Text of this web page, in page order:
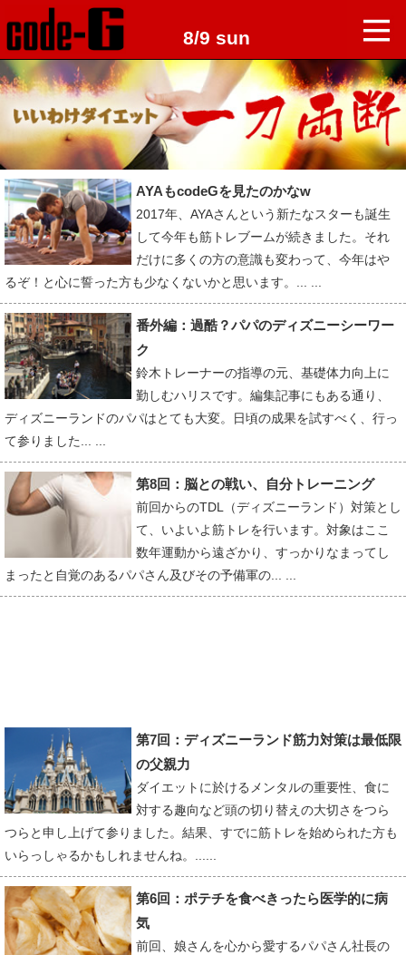
8/9 sun
AYAもcodeGを見たのかなw
2017年、AYAさんという新たなスターも誕生
して今年も筋トレブームが続きました。それ
だけに多くの方の意識も変わって、今年はや
るぞ！と心に誓った方も少なくないかと思います。... ...
番外編：過酷？パパのディズニーシーワー
ク
鈴木トレーナーの指導の元、基礎体力向上に
勤しむハリスです。編集記事にもある通り、
ディズニーランドのパパはとても大変。日頃の成果を試すべく、行っ
て参りました... ...
第8回：脳との戦い、自分トレーニング
前回からのTDL（ディズニーランド）対策とし
て、いよいよ筋トレを行います。対象はここ
数年運動から遠ざかり、すっかりなまってし
まったと自覚のあるパパさん及びその予備軍の... ...
第7回：ディズニーランド筋力対策は最低限
の父親力
ダイエットに於けるメンタルの重要性、食に
対する趣向など頭の切り替えの大切さをつら
つらと申し上げて参りました。結果、すでに筋トレを始められた方も
いらっしゃるかもしれませんね。......
第6回：ポテチを食べきったら医学的に病
気
前回、娘さんを心から愛するパパさん社長の